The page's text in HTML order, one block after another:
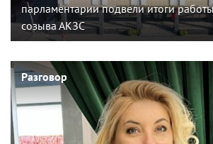
парламентарии подвели итоги
созыва АКЗС
Разговор